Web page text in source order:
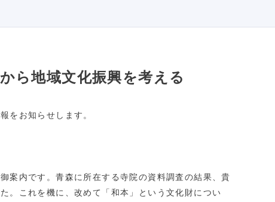
ら地域文化振興を考える
をお知らせします。
案内です。青森に所在する寺院の資料調査の結果、貴
。これを機に、改めて「和本」という文化財につい